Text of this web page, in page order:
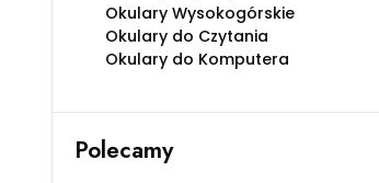
Okulary Wysokogórskie
Okulary do Czytania
Okulary do Komputera
Polecamy